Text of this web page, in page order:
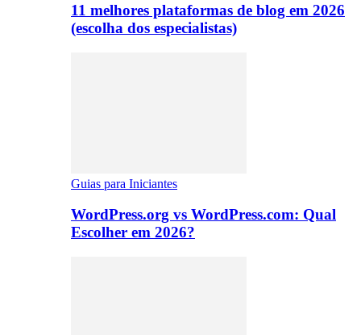
11 melhores plataformas de blog em 2026
(escolha dos especialistas)
Guias para Iniciantes
WordPress.org vs WordPress.com: Qual
Escolher em 2026?